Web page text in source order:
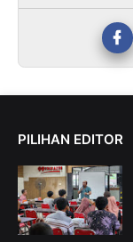
PILIHAN EDITOR